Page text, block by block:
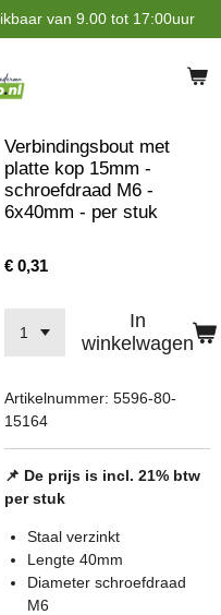
van 9.00 tot 17:00uur
Verbindingsbout met
platte kop 15mm -
schroefdraad M6 -
6x40mm - per stuk
€ 0,31
In
winkelwagen
Artikelnummer: 5596-80-
15164
📌 De prijs is incl. 21% btw
per stuk
Staal verzinkt
Lengte 40mm
Diameter schroefdraad
M6